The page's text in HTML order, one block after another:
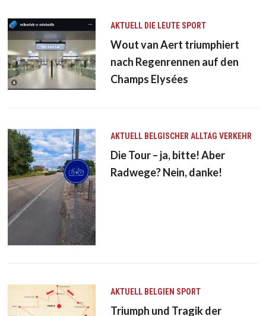
AKTUELL DIE LEUTE SPORT
Wout van Aert triumphiert
nach Regenrennen auf den
Champs Elysées
AKTUELL BELGISCHER ALLTAG VERKEHR
Die Tour – ja, bitte! Aber
Radwege? Nein, danke!
AKTUELL BELGIEN SPORT
Triumph und Tragik der